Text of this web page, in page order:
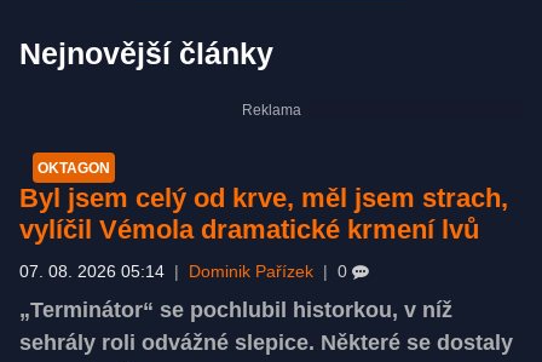
Nejnovější články
OKTAGON
Byl jsem celý od krve, měl jsem strach,
vylíčil Vémola dramatické krmení lvů
07. 08. 2026 05:14 Dominik Pařízek 0
„Terminátor“ se pochlubil historkou, v níž
sehrály roli odvážné slepice. Některé se dostaly